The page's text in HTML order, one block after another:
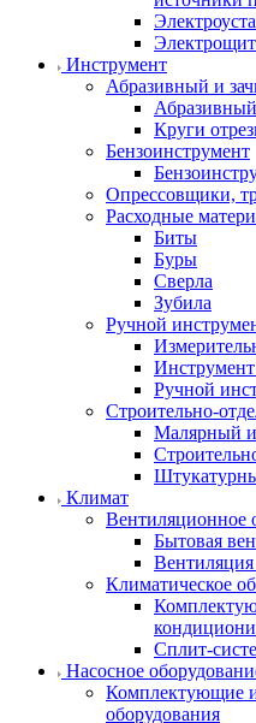
Инструмент
Абразивный и
Круги
Бензоинструмент
Опрессовщики,
Расходные
Биты
Буры
Сверла
Зубила
Ручной
Ручной
Строительно-
Малярный
Климат
Вентиляционное
Бытовая
Климатическое
Сплит-
Насосное
Комплектующие и
оборудования